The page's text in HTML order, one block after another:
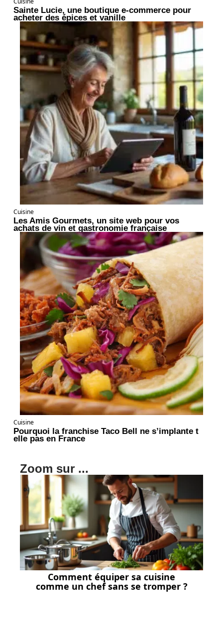
Sainte Lucie, une boutique e-commerce pour
acheter des épices et vanille
Cuisine
Les Amis Gourmets, un site web pour vos
achats de vin et gastronomie française
Cuisine
Pourquoi la franchise Taco Bell ne s’implante t
elle pas en France
Zoom sur ...
Comment équiper sa cuisine
comme un chef sans se tromper ?